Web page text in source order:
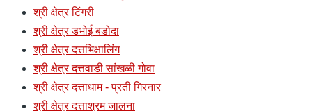
श्री क्षेत्र टिंगरी
श्री क्षेत्र डभोई बडोदा
श्री क्षेत्र दत्तभिक्षालिंग
श्री क्षेत्र दत्तवाडी सांखळी गोवा
श्री क्षेत्र दत्ताधाम - प्रती गिरनार
श्री क्षेत्र दत्ताश्रम जालना